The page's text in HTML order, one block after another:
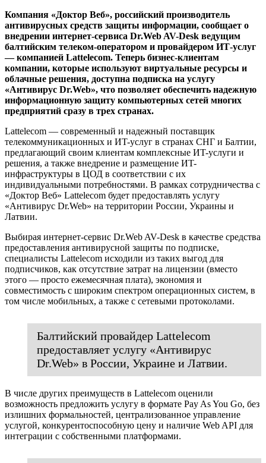
Компания «Доктор Веб», российский производитель
антивирусных средств защиты информации, сообщает о
внедрении интернет-сервиса Dr.Web AV-Desk ведущим
балтийским телеком-оператором и провайдером ИТ-услуг
— компанией Lattelecom. Теперь бизнес-клиентам
компании, которые используют виртуальные ресурсы и
облачные решения, доступна подписка на услугу
«Антивирус Dr.Web», что позволяет обеспечить надежную
информационную защиту компьютерных сетей многих
предприятий сразу в трех странах.
Lattelecom — современный и надежный поставщик
телекоммуникационных и ИT-услуг в странах СНГ и Балтии,
предлагающий своим клиентам комплексные ИT-услуги и
решения, а также внедрение и размещение ИT-
инфраструктуры в ЦОД в соответствии с их
индивидуальными потребностями. В рамках сотрудничества с
«Доктор Веб» Lattelecom будет предоставлять услугу
«Антивирус Dr.Web» на территории России, Украины и
Латвии.
Выбирая интернет-сервис Dr.Web AV-Desk в качестве средства
предоставления антивирусной защиты по подписке,
специалисты Lattelecom исходили из таких выгод для
подписчиков, как отсутствие затрат на лицензии (вместо
этого — просто ежемесячная плата), экономия и
совместимость с широким спектром операционных систем, в
том числе мобильных, а также с сетевыми протоколами.
Балтийский провайдер Lattelecom
предоставляет услугу «Антивирус
Dr.Web» в России, Украине и Латвии.
В числе других преимуществ в Lattelecom оценили
возможность предложить услугу в формате Pay As You Go, без
излишних формальностей, централизованное управление
услугой, конкурентоспособную цену и наличие Web API для
интеграции с собственными платформами.